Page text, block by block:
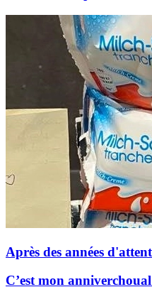
Après des années
C’est mon